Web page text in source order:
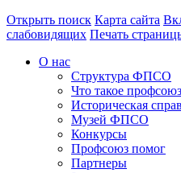
Открыть поиск Карта сайта
слабовидящих Печать
О нас
Структура ФПСО
Что такое профсоюз
Историческая
Музей ФПСО
Конкурсы
Профсоюз помог
Партнеры